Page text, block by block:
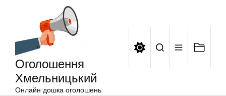
Оголошення
Хмельницький
Онлайн дошка оголошень